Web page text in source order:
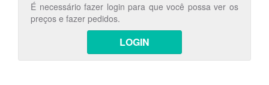
É necessário fazer login para que você possa ver os
preços e fazer pedidos.
LOGIN